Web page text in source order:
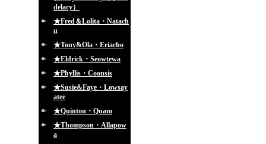
delacy）
★Fred＆Lolita・Natach
u
★Tony&Ola・Eriacho
★Eldrick・Seowtewa
★Phyllis・Coonsis
★Susie&Faye・Lowsay
atee
★Quinton・Quam
★Thompson・Allapow
a